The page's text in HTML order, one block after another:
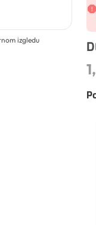
izgledu